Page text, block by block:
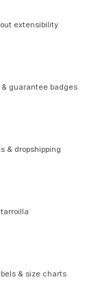
extensibility
guarantee badges
& dropshipping
& size charts